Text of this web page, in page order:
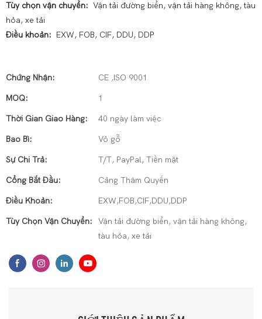
Tùy chọn vận chuyển: Vận tải đường biển, vận tải hàng không, tàu
hỏa, xe tải
Điều khoản: EXW, FOB, CIF, DDU, DDP
Chứng Nhận: CE ,ISO 9001
MOQ: 1
Thời Gian Giao Hàng: 40 ngày làm việc
Bao Bì: Vỏ gỗ
Sự Chi Trả: T/T, PayPal, Tiền mặt
Cổng Bắt Đầu: Cảng Thâm Quyến
Điều Khoản: EXW,FOB,CIF,DDU,DDP
Tùy Chọn Vận Chuyển:
Vận tải đường biển, vận tải hàng không,
tàu hỏa, xe tải